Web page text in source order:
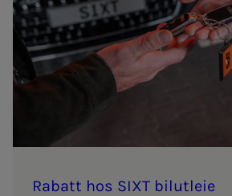
Ra­­­batt hos SIXT bil­ut­­­leie